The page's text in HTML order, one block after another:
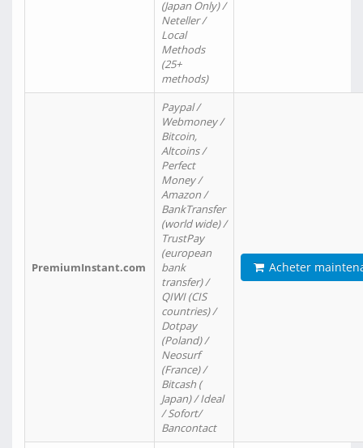
(Japan Only) /
Neteller /
Local
Methods
(25+
methods)
PremiumInstant.com
Paypal /
Webmoney /
Bitcoin,
Altcoins /
Perfect
Money /
Amazon /
BankTransfer
(world wide) /
TrustPay
(european
bank
transfer) /
QIWI (CIS
countries) /
Dotpay
(Poland) /
Neosurf
(France) /
Bitcash (
Japan) / Ideal
/ Sofort/
Bancontact
Acheter